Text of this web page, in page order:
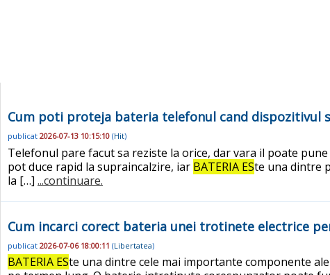
Cum poti proteja bateria telefonul cand dispozitivul
publicat 2026-07-13 10:15:10 (Hit)
Telefonul pare facut sa reziste la orice, dar vara il poate
pot duce rapid la supraincalzire, iar BATERIA ESte una dintre
la […] ...continuare.
Cum incarci corect bateria unei trotinete electrice
publicat 2026-07-06 18:00:11 (Libertatea)
BATERIA ESte una dintre cele mai importante componente